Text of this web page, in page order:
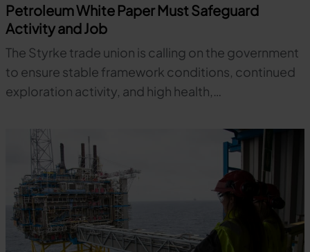
Petroleum White Paper Must Safeguard
Activity and Job
The Styrke trade union is calling on the government
to ensure stable framework conditions, continued
exploration activity, and high health,…